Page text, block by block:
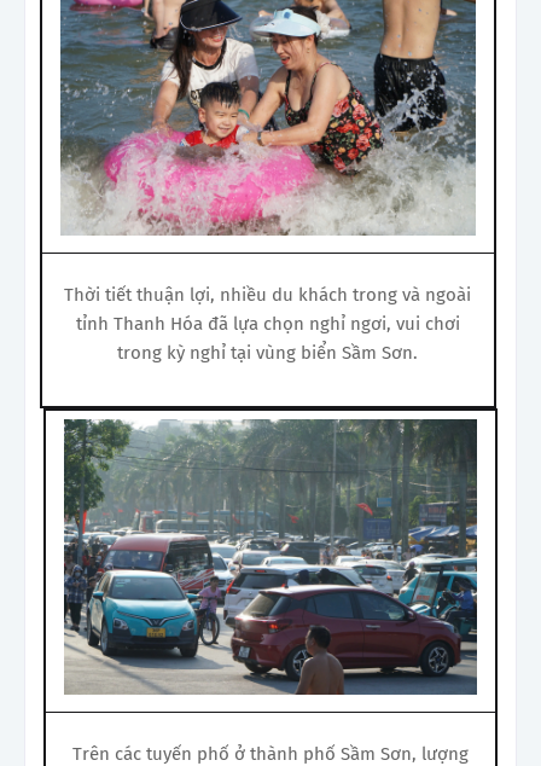
Thời tiết thuận lợi, nhiều du khách trong và ngoài
tỉnh Thanh Hóa đã lựa chọn nghỉ ngơi, vui chơi
trong kỳ nghỉ tại vùng biển Sầm Sơn.
Trên các tuyến phố ở thành phố Sầm Sơn, lượng